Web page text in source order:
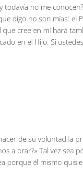
todavía no me
digo no son mías: el
cree en mí hará
en el Hijo. Si
de su voluntad la
a orar?» Tal vez sea
porque él mismo